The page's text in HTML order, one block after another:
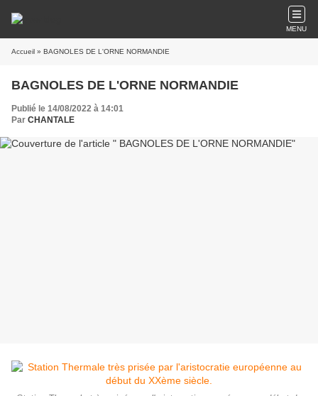
MENU
Accueil » BAGNOLES DE L'ORNE NORMANDIE
BAGNOLES DE L'ORNE NORMANDIE
Publié le 14/08/2022 à 14:01
Par CHANTALE